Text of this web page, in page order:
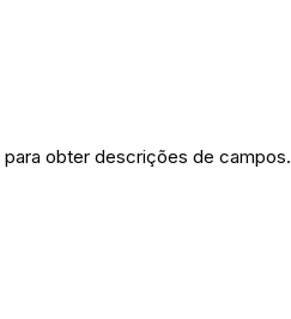
para obter descrições de campos.